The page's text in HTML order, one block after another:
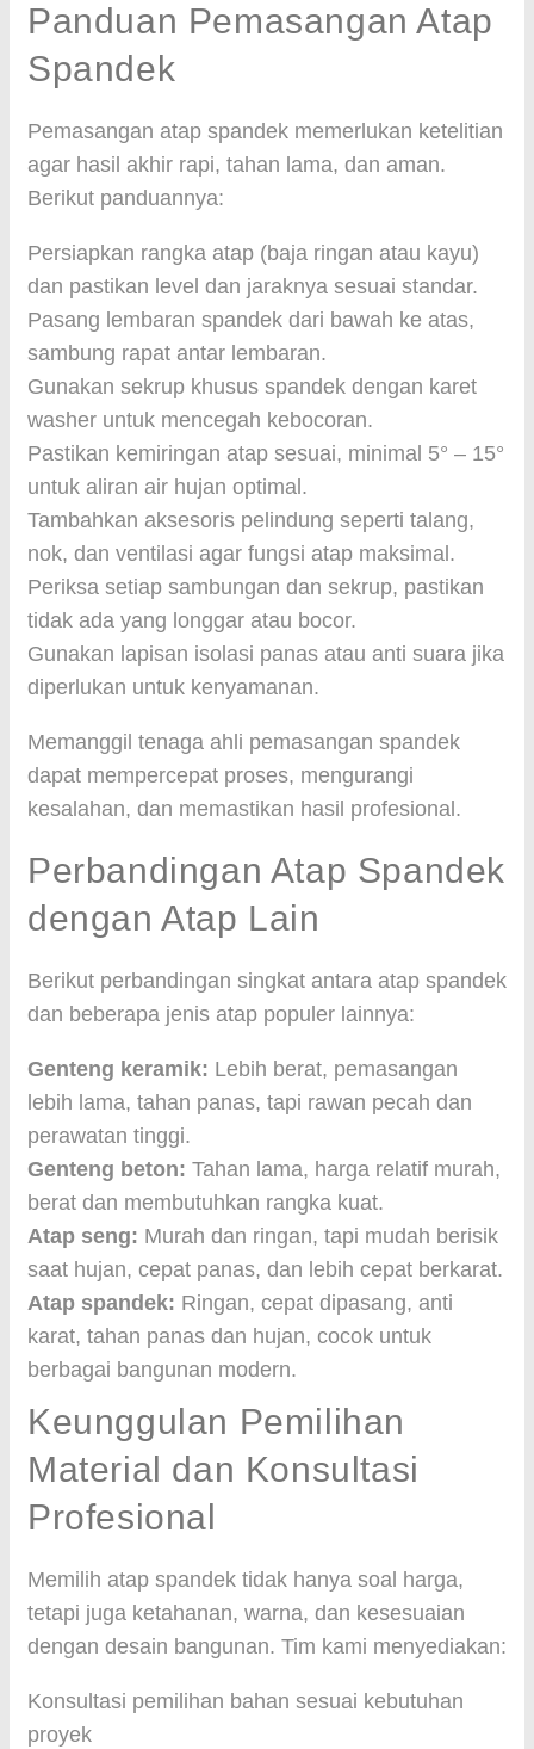
Panduan Pemasangan Atap
Spandek
Pemasangan atap spandek memerlukan ketelitian
agar hasil akhir rapi, tahan lama, dan aman.
Berikut panduannya:
Persiapkan rangka atap (baja ringan atau kayu)
dan pastikan level dan jaraknya sesuai standar.
Pasang lembaran spandek dari bawah ke atas,
sambung rapat antar lembaran.
Gunakan sekrup khusus spandek dengan karet
washer untuk mencegah kebocoran.
Pastikan kemiringan atap sesuai, minimal 5° – 15°
untuk aliran air hujan optimal.
Tambahkan aksesoris pelindung seperti talang,
nok, dan ventilasi agar fungsi atap maksimal.
Periksa setiap sambungan dan sekrup, pastikan
tidak ada yang longgar atau bocor.
Gunakan lapisan isolasi panas atau anti suara jika
diperlukan untuk kenyamanan.
Memanggil tenaga ahli pemasangan spandek
dapat mempercepat proses, mengurangi
kesalahan, dan memastikan hasil profesional.
Perbandingan Atap Spandek
dengan Atap Lain
Berikut perbandingan singkat antara atap spandek
dan beberapa jenis atap populer lainnya:
Genteng keramik: Lebih berat, pemasangan
lebih lama, tahan panas, tapi rawan pecah dan
perawatan tinggi.
Genteng beton: Tahan lama, harga relatif murah,
berat dan membutuhkan rangka kuat.
Atap seng: Murah dan ringan, tapi mudah berisik
saat hujan, cepat panas, dan lebih cepat berkarat.
Atap spandek: Ringan, cepat dipasang, anti
karat, tahan panas dan hujan, cocok untuk
berbagai bangunan modern.
Keunggulan Pemilihan
Material dan Konsultasi
Profesional
Memilih atap spandek tidak hanya soal harga,
tetapi juga ketahanan, warna, dan kesesuaian
dengan desain bangunan. Tim kami menyediakan:
Konsultasi pemilihan bahan sesuai kebutuhan
proyek